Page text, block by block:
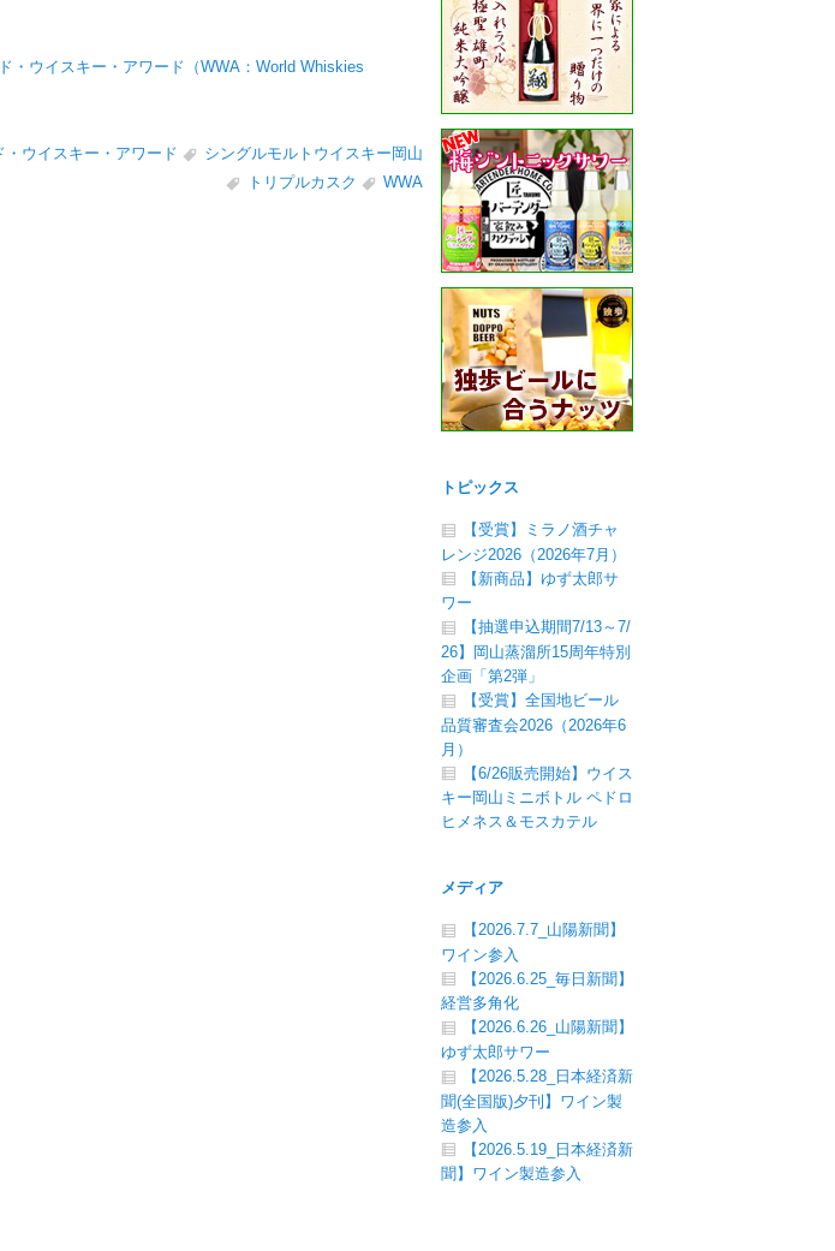
・ウイスキー・アワード（WWA：World Whiskies
・ウイスキー・アワード
シングルモルトウイスキー岡山
トリプルカスク
WWA
トピックス
【受賞】ミラノ酒チャ
レンジ2026（2026年7月）
【新商品】ゆず太郎サ
ワー
【抽選申込期間7/13～7/
26】岡山蒸溜所15周年特別
企画「第2弾」
【受賞】全国地ビール
品質審査会2026（2026年6
月）
【6/26販売開始】ウイス
キー岡山ミニボトル ペドロ
ヒメネス＆モスカテル
メディア
【2026.7.7_山陽新聞】
ワイン参入
【2026.6.25_毎日新聞】
経営多角化
【2026.6.26_山陽新聞】
ゆず太郎サワー
【2026.5.28_日本経済新
聞(全国版)夕刊】ワイン製
造参入
【2026.5.19_日本経済新
聞】ワイン製造参入